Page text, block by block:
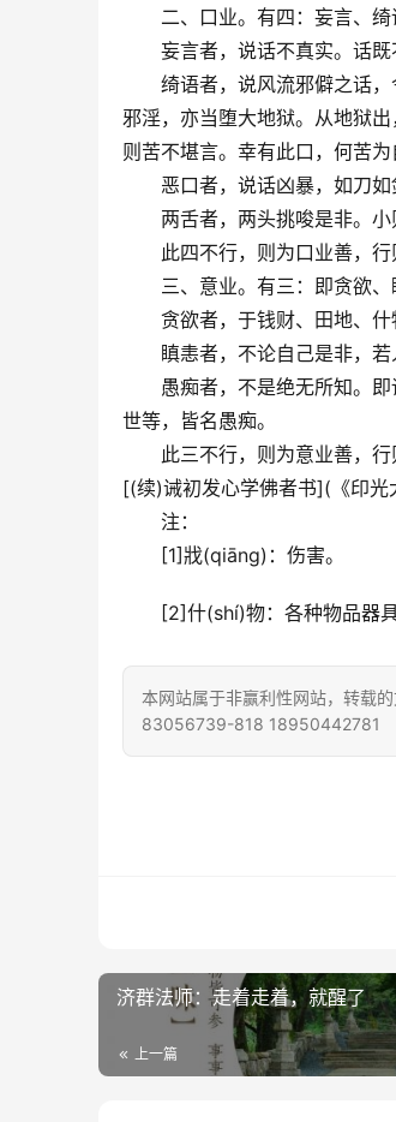
二、口业。有四：妄言、绮
妄言者，说话不真实。话既
绮语者，说风流邪僻之话，
邪淫，亦当堕大地狱。从地狱
则苦不堪言。幸有此口，何苦
恶口者，说话凶暴，如刀如
两舌者，两头挑唆是非。小
此四不行，则为口业善，行
三、意业。有三：即贪欲、
贪欲者，于钱财、田地、什
瞋恚者，不论自己是非，若
愚痴者，不是绝无所知。即
世等，皆名愚痴。
此三不行，则为意业善，行
[(续)诫初发心学佛者书](《印光
注：
[1]戕(qiāng)：伤害。
[2]什(shí)物：各种物品器具
本网站属于非赢利性网站，转载
83056739-818 18950442781
济群法师：走着走着，就醒了
上一篇